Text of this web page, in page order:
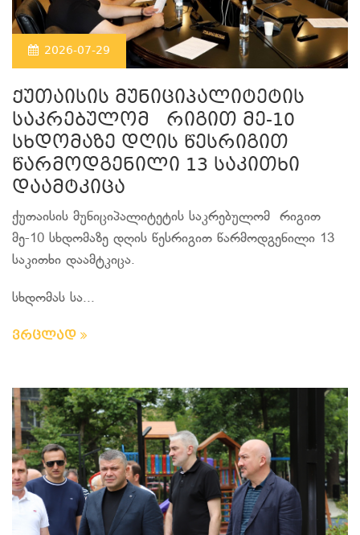
2026-07-29
ქუთაისის მუნიციპალიტეტის
საკრებულომ რიგით მე-10
სხდომაზე დღის წესრიგით
წარმოდგენილი 13 საკითხი
დაამტკიცა
ქუთაისის მუნიციპალიტეტის საკრებულომ რიგით
მე-10 სხდომაზე დღის წესრიგით წარმოდგენილი 13
საკითხი დაამტკიცა.
სხდომას სა...
ვრცლად